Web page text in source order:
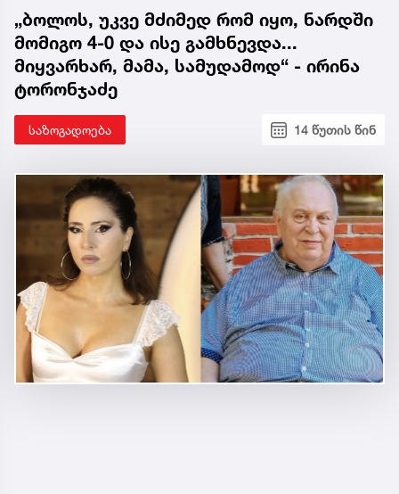
„ბოლოს, უკვე მძიმედ რომ იყო, ნარდში
მომიგო 4-0 და ისე გამხნევდა...
მიყვარხარ, მამა, სამუდამოდ“ - ირინა
ტორონჯაძე
საზოგადოება 14 წუთის წინ